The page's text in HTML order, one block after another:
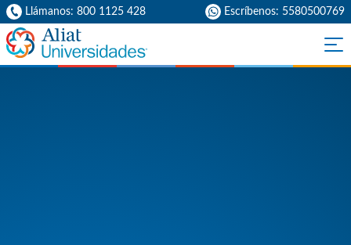
Llámanos: 800 1125 428 Escríbenos: 5580500769